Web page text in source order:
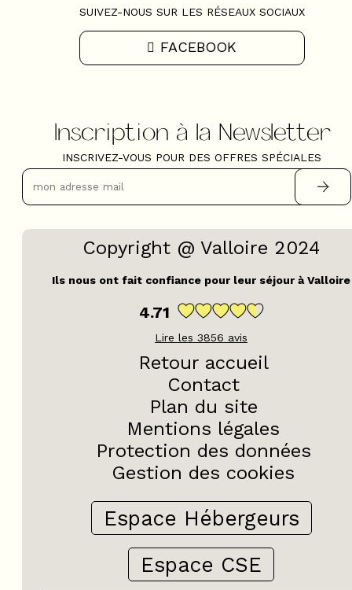
SUIVEZ-NOUS SUR LES RÉSEAUX SOCIAUX
FACEBOOK
Inscription à la Newsletter
INSCRIVEZ-VOUS POUR DES OFFRES SPÉCIALES
Copyright @ Valloire 2024
Ils nous ont fait confiance pour leur séjour à Valloire
4.71
Lire les 3856 avis
Retour accueil
Contact
Plan du site
Mentions légales
Protection des données
Gestion des cookies
Espace Hébergeurs
Espace CSE